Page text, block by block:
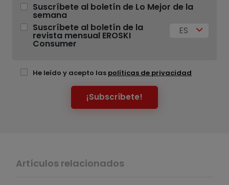
Suscríbete al boletín de Lo Mejor de la
semana
Suscríbete al boletín de la
revista mensual EROSKI
Consumer
ES
He leído y acepto las políticas de privacidad
¡Subscríbete!
Artículos relacionados